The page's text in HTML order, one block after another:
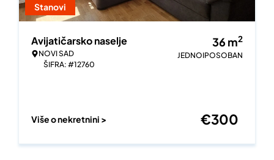
Stanovi
Avijatičarsko naselje
NOVI SAD
ŠIFRA: #12760
36 m2
JEDNOIPOSOBAN
Više o nekretnini > €300